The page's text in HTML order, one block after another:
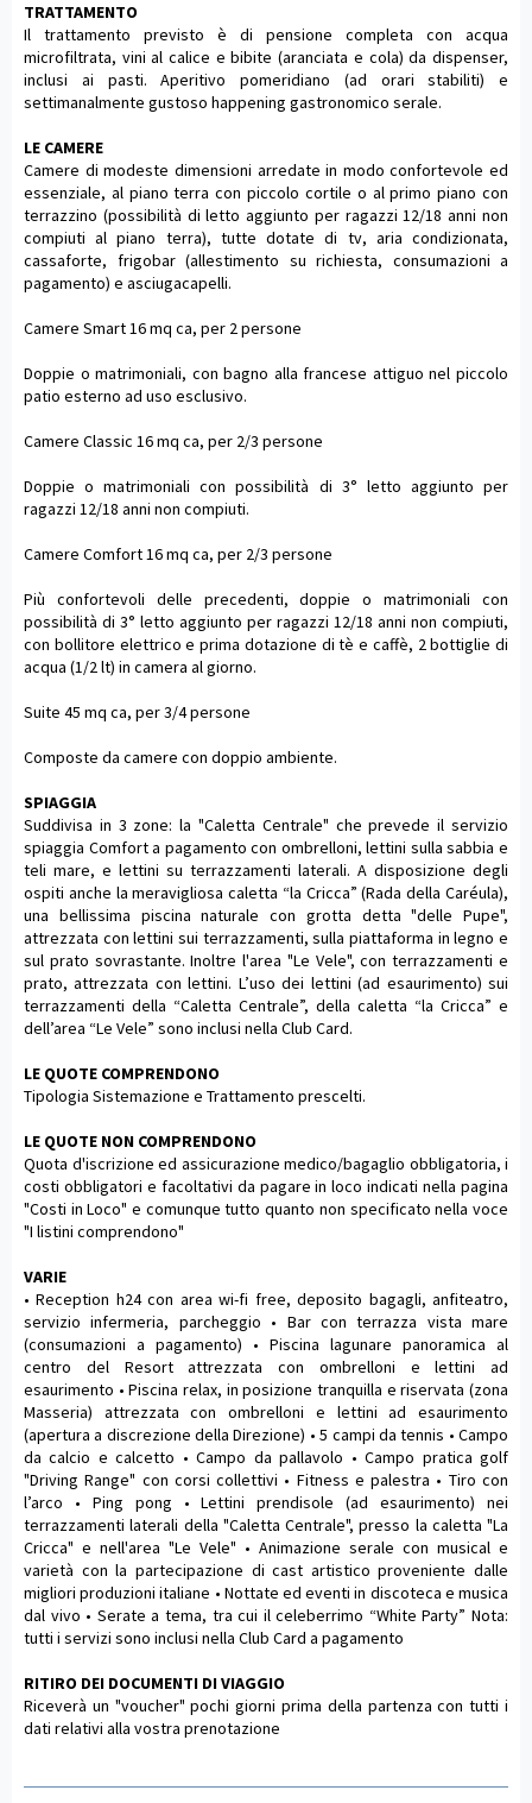
TRATTAMENTO
Il trattamento previsto è di pensione completa con acqua
microfiltrata, vini al calice e bibite (aranciata e cola) da dispenser,
inclusi ai pasti. Aperitivo pomeridiano (ad orari stabiliti) e
settimanalmente gustoso happening gastronomico serale.
LE CAMERE
Camere di modeste dimensioni arredate in modo confortevole ed
essenziale, al piano terra con piccolo cortile o al primo piano con
terrazzino (possibilità di letto aggiunto per ragazzi 12/18 anni non
compiuti al piano terra), tutte dotate di tv, aria condizionata,
cassaforte, frigobar (allestimento su richiesta, consumazioni a
pagamento) e asciugacapelli.
Camere Smart 16 mq ca, per 2 persone
Doppie o matrimoniali, con bagno alla francese attiguo nel piccolo
patio esterno ad uso esclusivo.
Camere Classic 16 mq ca, per 2/3 persone
Doppie o matrimoniali con possibilità di 3° letto aggiunto per
ragazzi 12/18 anni non compiuti.
Camere Comfort 16 mq ca, per 2/3 persone
Più confortevoli delle precedenti, doppie o matrimoniali con
possibilità di 3° letto aggiunto per ragazzi 12/18 anni non compiuti,
con bollitore elettrico e prima dotazione di tè e caffè, 2 bottiglie di
acqua (1/2 lt) in camera al giorno.
Suite 45 mq ca, per 3/4 persone
Composte da camere con doppio ambiente.
SPIAGGIA
Suddivisa in 3 zone: la "Caletta Centrale" che prevede il servizio
spiaggia Comfort a pagamento con ombrelloni, lettini sulla sabbia e
teli mare, e lettini su terrazzamenti laterali. A disposizione degli
ospiti anche la meravigliosa caletta “la Cricca” (Rada della Caréula),
una bellissima piscina naturale con grotta detta "delle Pupe",
attrezzata con lettini sui terrazzamenti, sulla piattaforma in legno e
sul prato sovrastante. Inoltre l'area "Le Vele", con terrazzamenti e
prato, attrezzata con lettini. L’uso dei lettini (ad esaurimento) sui
terrazzamenti della “Caletta Centrale”, della caletta “la Cricca” e
dell’area “Le Vele” sono inclusi nella Club Card.
LE QUOTE COMPRENDONO
Tipologia Sistemazione e Trattamento prescelti.
LE QUOTE NON COMPRENDONO
Quota d'iscrizione ed assicurazione medico/bagaglio obbligatoria, i
costi obbligatori e facoltativi da pagare in loco indicati nella pagina
"Costi in Loco" e comunque tutto quanto non specificato nella voce
"I listini comprendono"
VARIE
• Reception h24 con area wi-fi free, deposito bagagli, anfiteatro,
servizio infermeria, parcheggio • Bar con terrazza vista mare
(consumazioni a pagamento) • Piscina lagunare panoramica al
centro del Resort attrezzata con ombrelloni e lettini ad
esaurimento • Piscina relax, in posizione tranquilla e riservata (zona
Masseria) attrezzata con ombrelloni e lettini ad esaurimento
(apertura a discrezione della Direzione) • 5 campi da tennis • Campo
da calcio e calcetto • Campo da pallavolo • Campo pratica golf
"Driving Range" con corsi collettivi • Fitness e palestra • Tiro con
l’arco • Ping pong • Lettini prendisole (ad esaurimento) nei
terrazzamenti laterali della "Caletta Centrale", presso la caletta "La
Cricca" e nell'area "Le Vele" • Animazione serale con musical e
varietà con la partecipazione di cast artistico proveniente dalle
migliori produzioni italiane • Nottate ed eventi in discoteca e musica
dal vivo • Serate a tema, tra cui il celeberrimo “White Party” Nota:
tutti i servizi sono inclusi nella Club Card a pagamento
RITIRO DEI DOCUMENTI DI VIAGGIO
Riceverà un "voucher" pochi giorni prima della partenza con tutti i
dati relativi alla vostra prenotazione